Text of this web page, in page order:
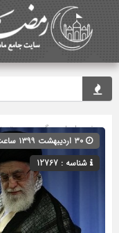
صفحه اصلی» گروه »
شناسه : 12767